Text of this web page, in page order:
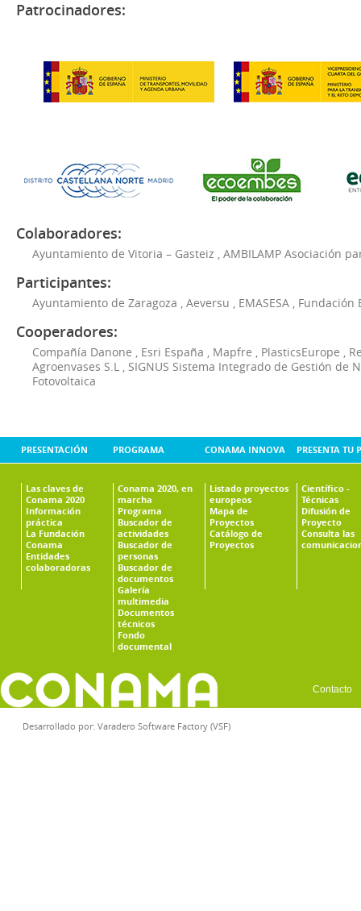
Patrocinadores:
Colaboradores:
Ayuntamiento de Vitoria – Gasteiz AMBILAMP Asociación
Participantes:
Ayuntamiento de Zaragoza Aeversu EMASESA Fundación
Cooperadores:
Compañía Danone Esri España Mapfre PlasticsEurope
Agroenvases S.L
SIGNUS Sistema Integrado de Gestión de
Fotovoltaica
PRESENTACIÓN
Las claves de
Conama 2020
Información
práctica
La Fundación
Conama
Entidades
colaboradoras
PROGRAMA
Conama 2020, en
marcha
Programa
Buscador de
actividades
Buscador de
personas
Buscador de
documentos
Galería
multimedia
Documentos
técnicos
Fondo
documental
CONAMA INNOVA
Listado proyectos
europeos
Mapa de
Proyectos
Catálogo de
Proyectos
PRESENTA TU
Científico -
Técnicas
Difusión de
Proyecto
Consulta las
Contacto
Desarrollado por: Varadero Software Factory (VSF)